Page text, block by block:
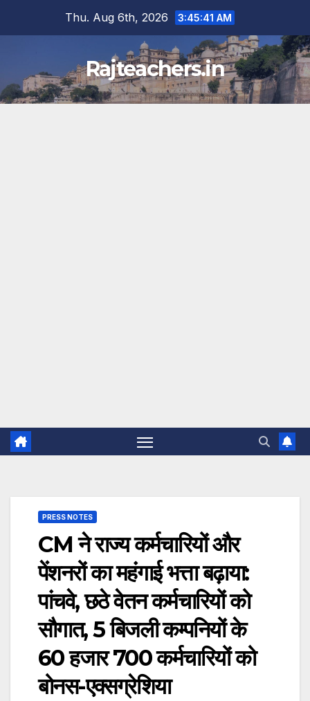
Thu. Aug 6th, 2026 3:45:41 AM
Rajteachers.in
PRESS NOTES
CM ने राज्य कर्मचारियों और
पेंशनरों का महंगाई भत्ता बढ़ाया:
पांचवे, छठे वेतन कर्मचारियों को
सौगात, 5 बिजली कम्पनियों के
60 हजार 700 कर्मचारियों को
बोनस-एक्सग्रेशिया